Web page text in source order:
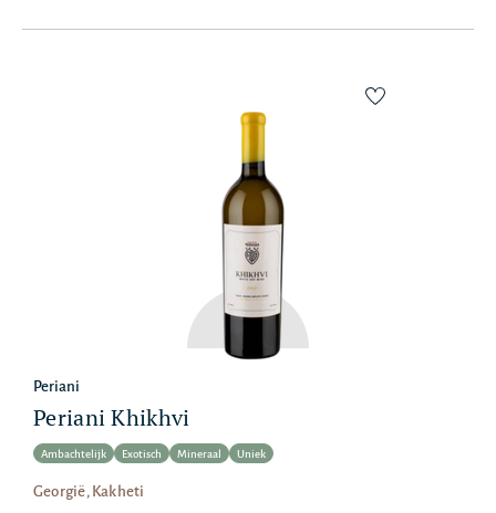
Periani
Periani Khikhvi
Ambachtelijk Exotisch Mineraal Uniek
Georgië, Kakheti